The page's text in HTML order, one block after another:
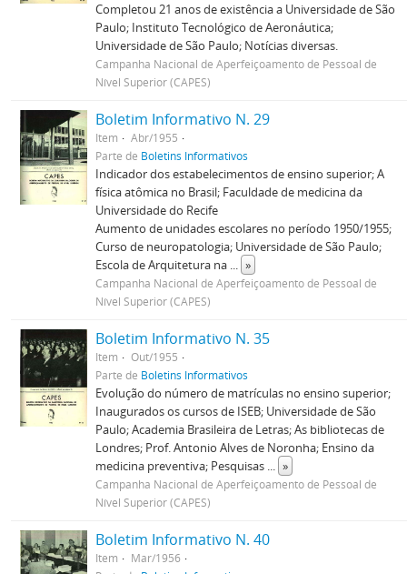
Completou 21 anos de existência a Universidade de São
Paulo; Instituto Tecnológico de Aeronáutica;
Universidade de São Paulo; Notícias diversas.
Campanha Nacional de Aperfeiçoamento de Pessoal de
Nível Superior (CAPES)
Boletim Informativo N. 29
Item
Abr/1955
Parte de Boletins Informativos
Indicador dos estabelecimentos de ensino superior; A
física atômica no Brasil; Faculdade de medicina da
Universidade do Recife
Aumento de unidades escolares no período 1950/1955;
Curso de neuropatologia; Universidade de São Paulo;
Escola de Arquitetura na ... »
Campanha Nacional de Aperfeiçoamento de Pessoal de
Nível Superior (CAPES)
Boletim Informativo N. 35
Item
Out/1955
Parte de Boletins Informativos
Evolução do número de matrículas no ensino superior;
Inaugurados os cursos de ISEB; Universidade de São
Paulo; Academia Brasileira de Letras; As bibliotecas de
Londres; Prof. Antonio Alves de Noronha; Ensino da
medicina preventiva; Pesquisas ... »
Campanha Nacional de Aperfeiçoamento de Pessoal de
Nível Superior (CAPES)
Boletim Informativo N. 40
Item
Mar/1956